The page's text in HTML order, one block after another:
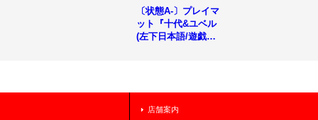
〔状態A-〕プレイマ
ット『十代&ユベル
(左下日本語/遊戯王
店舗案内